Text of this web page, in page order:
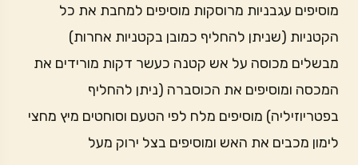
מוסיפים עגבניות מרוסקות מוסיפים למחבת את כל
הקטניות (שניתן להחליף כמובן בקטניות אחרות)
מבשלים מכוסה על אש קטנה כעשר דקות מורידים את
המכסה ומוסיפים את הכוסברה (ניתן להחליף
בפטריוזיליה) מוסיפים מלח לפי הטעם וסוחטים מיץ מחצי
לימון מכבים את האש ומוסיפים בצל ירוק מעל